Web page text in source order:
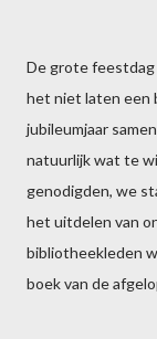
De grote feestdag
het niet laten een
jubileumjaar
natuurlijk wat te
genodigden, we
het uitdelen van
bibliotheekleden
boek van de